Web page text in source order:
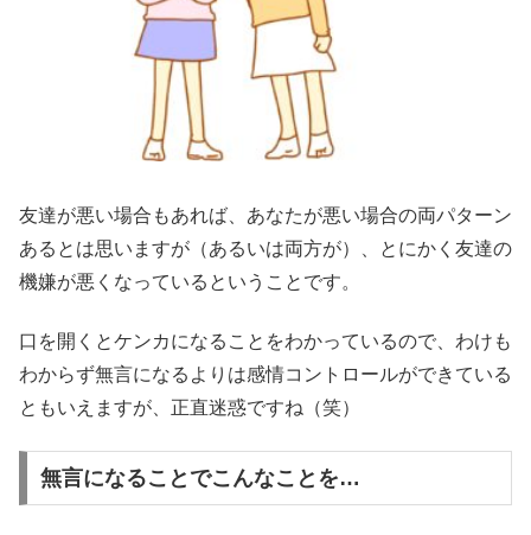
友達が悪い場合もあれば、あなたが悪い場合の両パターン
あるとは思いますが（あるいは両方が）、とにかく友達の
機嫌が悪くなっているということです。
口を開くとケンカになることをわかっているので、わけも
わからず無言になるよりは感情コントロールができている
ともいえますが、正直迷惑ですね（笑）
無言になることでこんなことを…